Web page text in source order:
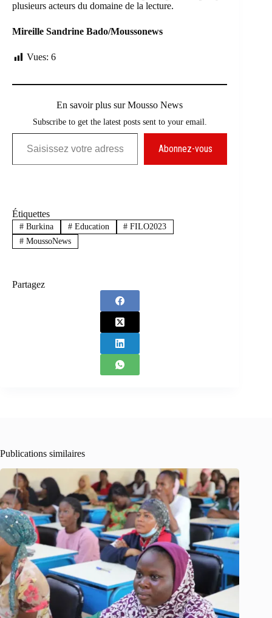
plusieurs acteurs du domaine de la lecture.
Mireille Sandrine Bado/Moussonews
Vues: 6
En savoir plus sur Mousso News
Subscribe to get the latest posts sent to your email.
Saisissez votre adresse e-mail…
Abonnez-vous
Étiquettes
#Burkina #Education # FILO2023
#MoussoNews
Partagez
Publications similaires